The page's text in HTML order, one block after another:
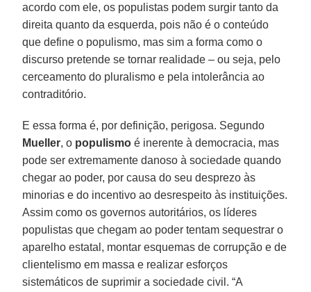
acordo com ele, os populistas podem surgir tanto da
direita quanto da esquerda, pois não é o conteúdo
que define o populismo, mas sim a forma como o
discurso pretende se tornar realidade – ou seja, pelo
cerceamento do pluralismo e pela intolerância ao
contraditório.
E essa forma é, por definição, perigosa. Segundo
Mueller, o populismo é inerente à democracia, mas
pode ser extremamente danoso à sociedade quando
chegar ao poder, por causa do seu desprezo às
minorias e do incentivo ao desrespeito às instituições.
Assim como os governos autoritários, os líderes
populistas que chegam ao poder tentam sequestrar o
aparelho estatal, montar esquemas de corrupção e de
clientelismo em massa e realizar esforços
sistemáticos de suprimir a sociedade civil. “A